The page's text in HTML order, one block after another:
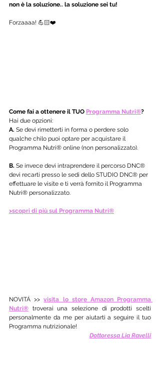
non è la soluzione.. la soluzione sei tu!
Forzaaaa! 💪🏻❤️
Come fai a ottenere il TUO Programma Nutri®?
Hai due opzioni:
A. Se devi rimetterti in forma o perdere solo
qualche chilo puoi optare per acquistare il
Programma Nutri® online (non personalizzato).
B. Se invece devi intraprendere il percorso DNC®
devi recarti presso le sedi dello STUDIO DNC® per
effettuare le visite e ti verrà fornito il Programma
Nutri® personalizzato.
>scopri di più sul Programma Nutri®
NOVITÁ >> visita lo store Amazon Programma
Nutri® troverai una selezione di prodotti scelti
personalmente da me per aiutarti a seguire il tuo
Programma nutrizionale!
Dottoressa Lia Ravelli